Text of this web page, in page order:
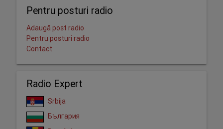
Pentru posturi radio
Adaugă post radio
Pentru posturi radio
Contact
Radio Expert
Srbija
България